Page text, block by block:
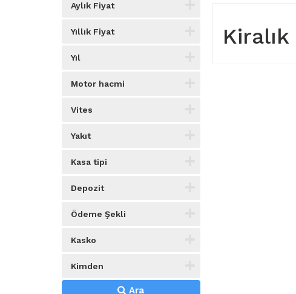
Aylık Fiyat
Yıllık Fiyat
Yıl
Motor hacmi
Vites
Yakıt
Kasa tipi
Depozit
Ödeme Şekli
Kasko
Kimden
Ara